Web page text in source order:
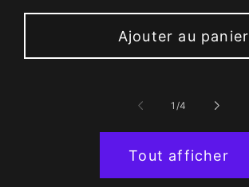
habituel
Ajouter au panier
1 /de
4
Tout afficher